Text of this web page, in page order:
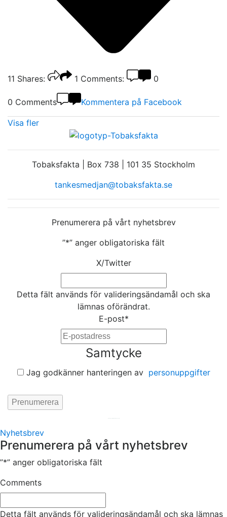
11 Shares: 1 Comments: 0
0 Comments Kommentera på Facebook
Visa fler
Tobaksfakta | Box 738 | 101 35 Stockholm
tankesmedjan@tobaksfakta.se
Prenumerera på vårt nyhetsbrev
”*” anger obligatoriska fält
X/Twitter
Detta fält används för valideringsändamål och ska
lämnas oförändrat.
E-post*
Samtycke
Jag godkänner hanteringen av personuppgifter
Nyhetsbrev
Prenumerera på vårt nyhetsbrev
”*” anger obligatoriska fält
Comments
Detta fält används för valideringsändamål och ska lämnas